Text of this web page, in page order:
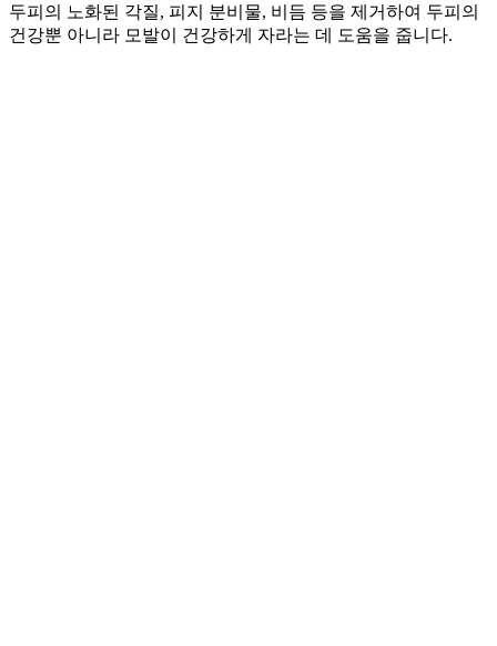
두피의 노화된 각질, 피지 분비물, 비듬 등을 제거하여 두피의
건강뿐 아니라 모발이 건강하게 자라는 데 도움을 줍니다.